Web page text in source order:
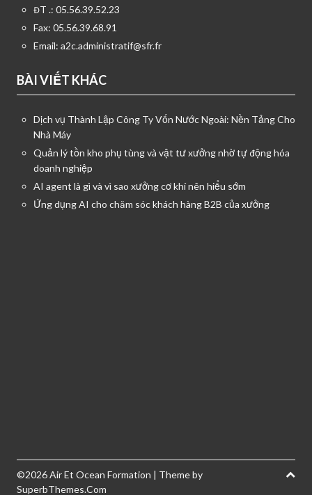
ĐT .: 05.56.39.52.23
Fax: 05.56.39.68.91
Email: a2c.administratif@sfr.fr
BÀI VIẾT KHÁC
Dịch vụ Thành Lập Công Ty Vốn Nước Ngoài: Nền Tảng Cho
Nhà Máy
Quản lý tồn kho phụ tùng và vật tư xưởng nhờ tự động hóa
doanh nghiệp
AI agent là gì và vì sao xưởng cơ khí nên hiểu sớm
Ứng dụng AI cho chăm sóc khách hàng B2B của xưởng
©2026 Air Et Ocean Formation | Theme by
SuperbThemes.Com